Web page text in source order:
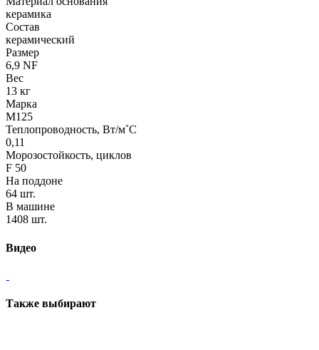
керамика
Состав
керамический
Размер
6,9 NF
Вес
13 кг
Марка
М125
Теплопроводность, Вт/м˚С
0,11
Морозостойкость, циклов
F 50
На поддоне
64 шт.
В машине
1408 шт.
Видео
Также выбирают